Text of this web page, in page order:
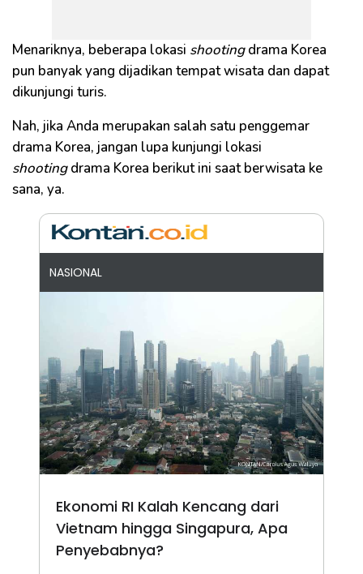
Menariknya, beberapa lokasi shootingdrama Korea
pun banyak yang dijadikan tempat wisata dan dapat
dikunjungi turis.
Nah, jika Anda merupakan salah satu penggemar
drama Korea, jangan lupa kunjungi lokasi
shootingdrama Korea berikut ini saat berwisata ke
sana, ya.
NASIONAL
Ekonomi RI Kalah Kencang dari
Vietnam hingga Singapura, Apa
Penyebabnya?